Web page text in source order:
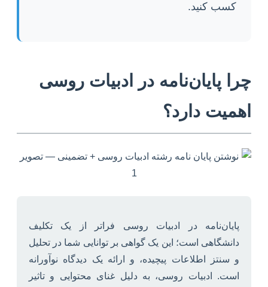
کسب کنید.
چرا پایان‌نامه در ادبیات روسی
اهمیت دارد؟
پایان‌نامه در ادبیات روسی فراتر از یک تکلیف
دانشگاهی است؛ این یک گواهی بر توانایی شما در تحلیل
و سنتز اطلاعات پیچیده، و ارائه یک دیدگاه نوآورانه
است. ادبیات روسی، به دلیل غنای محتوایی و تاثیر